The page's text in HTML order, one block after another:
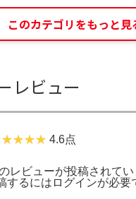
このカテゴリをもっと見
レビュー
4.6点
レビューが投稿されてい
するには ログインが必要